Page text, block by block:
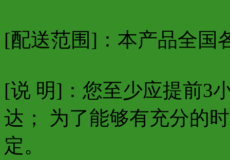
[配送范围]：本产品全国
[说 明]：您至少应提前3
达； 为了能够有充分的
定。